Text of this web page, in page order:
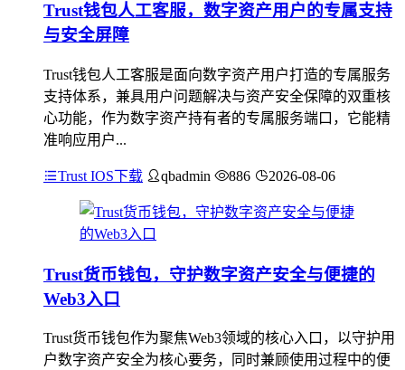
Trust钱包人工客服，数字资产用户的专属支持
与安全屏障
Trust钱包人工客服是面向数字资产用户打造的专属服务
支持体系，兼具用户问题解决与资产安全保障的双重核
心功能，作为数字资产持有者的专属服务端口，它能精
准响应用户...
Trust IOS下载 qbadmin 886 2026-08-06
Trust货币钱包，守护数字资产安全与便捷的
Web3入口
Trust货币钱包作为聚焦Web3领域的核心入口，以守护用
户数字资产安全为核心要务，同时兼顾使用过程中的便